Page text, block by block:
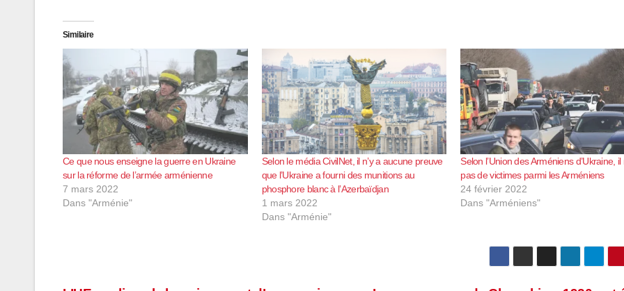
Similaire
Ce que nous enseigne la guerre en Ukraine
sur la réforme de l’armée arménienne
7 mars 2022
Dans "Arménie"
Selon le média CivilNet, il n’y a aucune preuve
que l’Ukraine a fourni des munitions au
phosphore blanc à l’Azerbaïdjan
1 mars 2022
Dans "Arménie"
Selon l’Union des Arméniens d’Ukraine, il
pas de victimes parmi les Arméniens
24 février 2022
Dans "Arméniens"